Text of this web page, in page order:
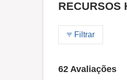
RECURSOS
Filtrar
62 Avaliações